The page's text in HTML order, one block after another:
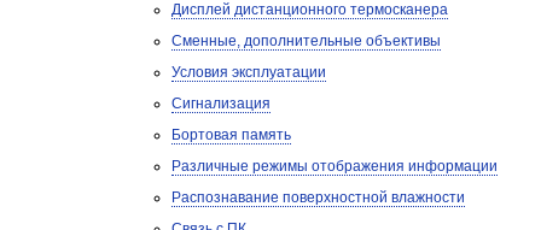
Дисплей дистанционного термосканера
Сменные, дополнительные объективы
Условия эксплуатации
Сигнализация
Бортовая память
Различные режимы отображения информации
Распознавание поверхностной влажности